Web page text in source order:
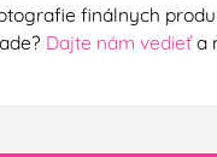
finálnych
Dajte nám vedieťa